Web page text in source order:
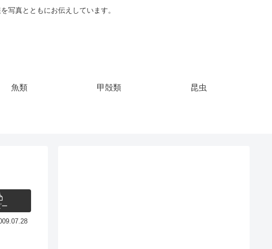
写真とともにお伝えしています。
魚類 甲殻類 昆虫
ー